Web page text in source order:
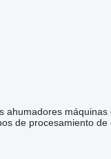
ahumadores máquinas
de procesamiento de